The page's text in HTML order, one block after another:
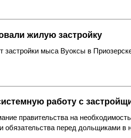
жилую застройку
застройки мыса Вуоксы в
работу с
правительства на
перед дольщиками в